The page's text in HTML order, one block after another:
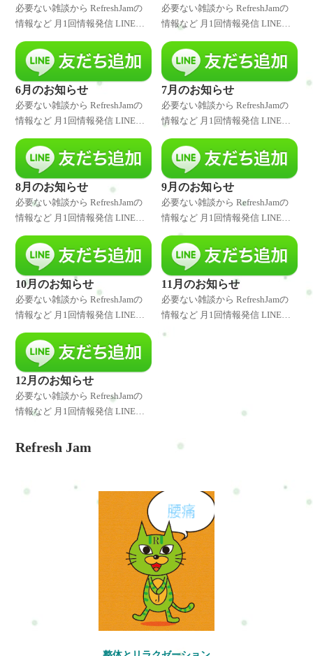
必要ない雑談から RefreshJamの
情報など 月1回情報発信 LINE登
録者様には発信したことをいち
早くお伝えしています。 是非、
LINE登録してくださいね♪ 特別
なキャンペーンやクーポ
必要ない雑談から RefreshJamの
情報など 月1回情報発信 LINE登
録者様には発信したことをいち
早くお伝えしています。 是非、
LINE登録してくださいね♪ 特別
なキャンペーンやクーポ
6月のお知らせ
必要ない雑談から RefreshJamの
情報など 月1回情報発信 LINE登
早くお伝えしています。 是非、
LINE登録してくださいね♪ 特別
なキャンペーンやクーポ
7月のお知らせ
必要ない雑談から RefreshJamの
情報など 月1回情報発信 LINE登
早くお伝えしています。 是非、
LINE登録してくださいね♪ 特別
なキャンペーンやクーポ
8月のお知らせ
必要ない雑談から RefreshJamの
情報など 月1回情報発信 LINE登
早くお伝えしています。 是非、
LINE登録してくださいね♪ 特別
なキャンペーンやクーポ
9月のお知らせ
必要ない雑談から RefreshJamの
情報など 月1回情報発信 LINE登
録者様には発信したことをいち
早くお伝えしています。 是非、
LINE登録してくださいね♪ 特別
なキャンペーンやクーポ
10月のお知らせ
必要ない雑談から RefreshJamの
情報など 月1回情報発信 LINE登
早くお伝えしています。 是非、
LINE登録してくださいね♪ 特別
なキャンペーンやクーポ
11月のお知らせ
必要ない雑談から RefreshJamの
情報など 月1回情報発信 LINE登
12月のお知らせ
必要ない雑談から RefreshJamの
情報など 月1回情報発信 LINE登
早くお伝えしています。 是非、
Refresh Jam